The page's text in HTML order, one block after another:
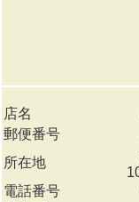
店名
郵便番号
所在地
電話番号